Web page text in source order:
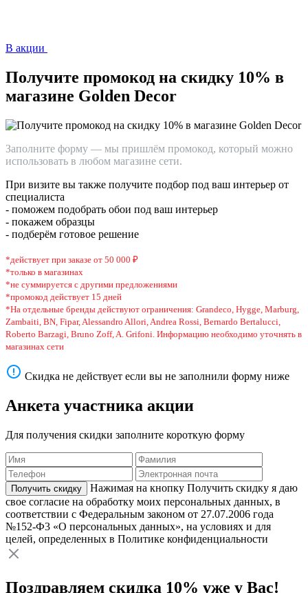
В акции
Получите промокод на скидку 10% в
магазине Golden Decor
Заполните форму — мы пришлём промокод, который можно
использовать в любом магазине сети.
При визите вы также получите подбор под ваш интерьер от
специалиста
- поможем подобрать обои под ваш интерьер
- покажем образцы
- подберём готовое решение
*действует при заказе от 50 000 ₽
*только в магазинах
*не суммируется с другими предложениями
*промокод действует 15 дней
*На отдельные бренды действуют ограничения: Grandeco, Hygge, Marburg,
Zambaiti, BN, Fipar, Alessandro Allori, Andrea Rossi, Bernardo Bertalucci,
Roberto Barzagi, Bruno Zoff, A. Grifoni. Информацию необходимо уточнять в
магазинах сети
Скидка не действует если вы не заполнили форму ниже
Анкета участника акции
Для получения скидки заполните короткую форму
Получить скидку
Нажимая на кнопку Получить скидку я даю
свое согласие на обработку моих персональных данных, в
соответствии с Федеральным законом от 27.07.2006 года
№152-Ф3 «О персональных данных», на условиях и для
целей, определенных в Политике конфиденциальности
Поздравляем скидка 10% уже у Вас!